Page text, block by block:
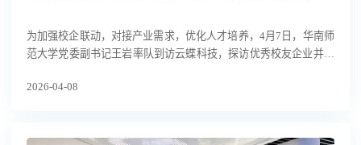
为加强校企联动，对接产业需求，优化人才培养，4月7日，华南师
范大学党委副书记王岩率队到访云蝶科技，探访优秀校友企业并开
情接待。
2026-04-08